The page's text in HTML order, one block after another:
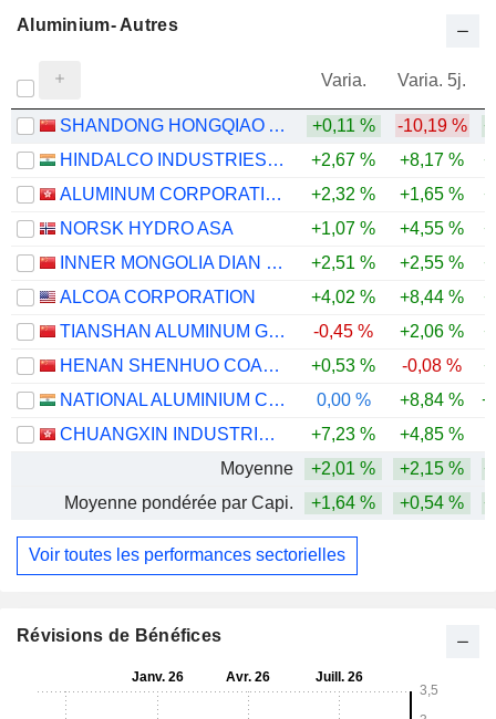
Aluminium- Autres
Varia. Varia. 5j.
SHANDONG HONGQIAO ALUMINUM INDUSTRY HOLDING COMPANY LIMITED +0,11 % -10,19 %
HINDALCO INDUSTRIES LIMITED
+2,67 % +8,17 %
ALUMINUM CORPORATION OF CHINA LIMITED
+2,32 % +1,65 %
NORSK HYDRO ASA
+1,07 % +4,55 %
INNER MONGOLIA DIAN TOU ENERGY CORPORATION LIMITED
+2,51 % +2,55 %
ALCOA CORPORATION
+4,02 % +8,44 %
TIANSHAN ALUMINUM GROUP CO.,LTD
-0,45 % +2,06 %
HENAN SHENHUO COAL INDUSTRY AND ELECTRICITY POWER CO. LTD
+0,53 % -0,08 %
NATIONAL ALUMINIUM COMPANY LIMITED
0,00 % +8,84 %
CHUANGXIN INDUSTRIES HOLDINGS LIMITED
+7,23 %
+4,85 %
Moyenne
+2,01 % +2,15 %
Moyenne pondérée par Capi.
+1,64 % +0,54 %
Voir toutes les performances sectorielles
Révisions de Bénéfices